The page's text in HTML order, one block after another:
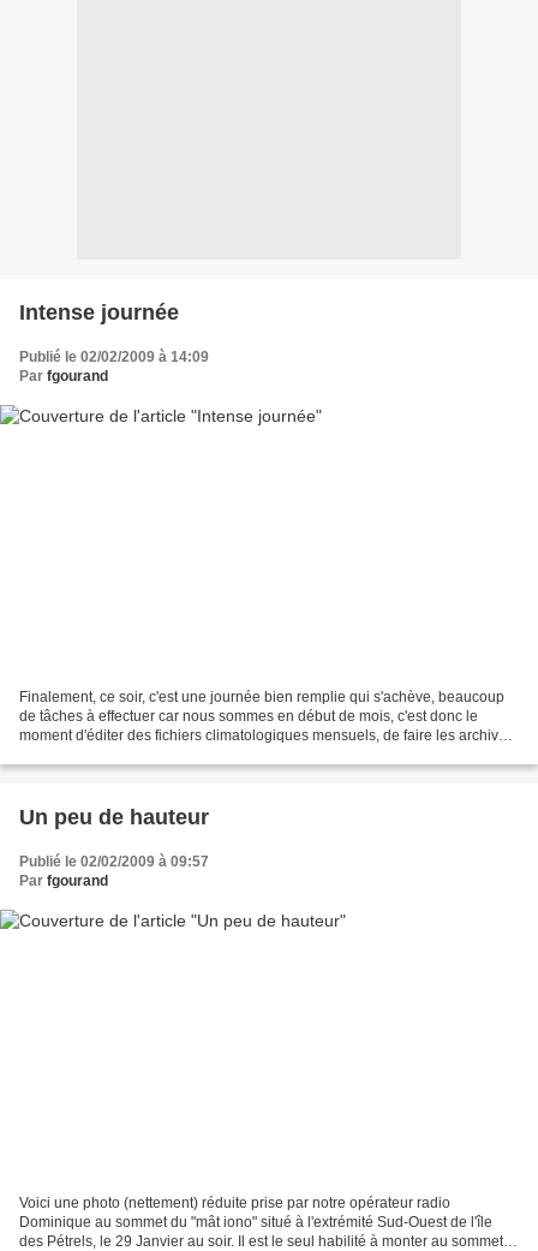
Intense journée
Publié le 02/02/2009 à 14:09
Par fgourand
Finalement, ce soir, c'est une journée bien remplie qui s'achève, beaucoup
de tâches à effectuer car nous sommes en début de mois, c'est donc le
moment d'éditer des fichiers climatologiques mensuels, de faire les archives,
Un peu de hauteur
Publié le 02/02/2009 à 09:57
Par fgourand
Voici une photo (nettement) réduite prise par notre opérateur radio
Dominique au sommet du "mât iono" situé à l'extrémité Sud-Ouest de l'île
des Pétrels, le 29 Janvier au soir. Il est le seul habilité à monter au sommet